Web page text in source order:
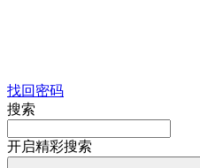
找回密码
搜索
开启精彩搜索